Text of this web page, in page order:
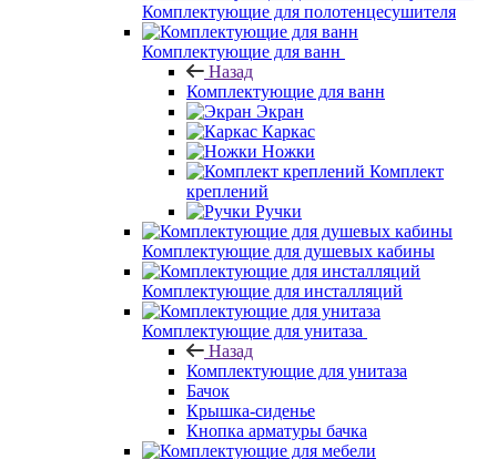
Комплектующие для полотенцесушителя
Комплектующие для ванн
Назад
Комплектующие для ванн
Экран
Каркас
Ножки
Комплект
креплений
Ручки
Комплектующие для душевых кабины
Комплектующие для инсталляций
Комплектующие для унитаза
Назад
Комплектующие для унитаза
Бачок
Крышка-сиденье
Кнопка арматуры бачка